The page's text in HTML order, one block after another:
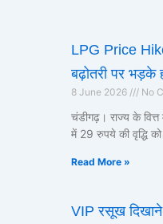
LPG Price
बढ़ोतरी पर भड़के
8 June 2026 No
चंडीगढ़। राज्य के
में 29 रुपये की वृद्धि
Read More »
VIP रसूख दिखाने